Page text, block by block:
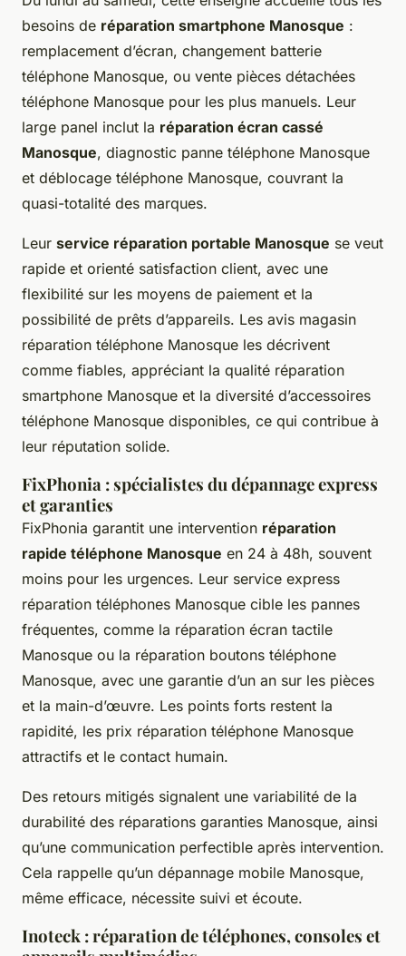
besoins de réparation smartphone Manosque :
remplacement d’écran, changement batterie
téléphone Manosque, ou vente pièces détachées
téléphone Manosque pour les plus manuels. Leur
large panel inclut la réparation écran cassé
Manosque, diagnostic panne téléphone Manosque
et déblocage téléphone Manosque, couvrant la
quasi-totalité des marques.
Leur service réparation portable Manosque se veut
rapide et orienté satisfaction client, avec une
flexibilité sur les moyens de paiement et la
possibilité de prêts d’appareils. Les avis magasin
réparation téléphone Manosque les décrivent
comme fiables, appréciant la qualité réparation
smartphone Manosque et la diversité d’accessoires
téléphone Manosque disponibles, ce qui contribue à
leur réputation solide.
FixPhonia : spécialistes du dépannage express
et garanties
FixPhonia garantit une intervention réparation
rapide téléphone Manosque en 24 à 48h, souvent
moins pour les urgences. Leur service express
réparation téléphones Manosque cible les pannes
fréquentes, comme la réparation écran tactile
Manosque ou la réparation boutons téléphone
Manosque, avec une garantie d’un an sur les pièces
et la main-d’œuvre. Les points forts restent la
rapidité, les prix réparation téléphone Manosque
attractifs et le contact humain.
Des retours mitigés signalent une variabilité de la
durabilité des réparations garanties Manosque, ainsi
qu’une communication perfectible après intervention.
Cela rappelle qu’un dépannage mobile Manosque,
même efficace, nécessite suivi et écoute.
Inoteck : réparation de téléphones, consoles et